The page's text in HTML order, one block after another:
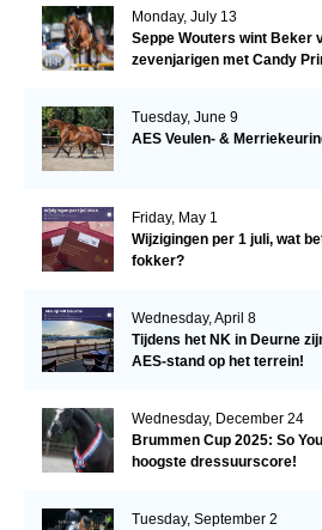
Monday, July 13
Seppe Wouters wint Beker
zevenjarigen met Candy
Tuesday, June 9
AES Veulen- &
Friday, May 1
Wijzigingen per 1 juli, wat
fokker?
Wednesday, April 8
Tijdens het NK in Deurne
AES-stand op het terrein!
Wednesday, December 24
Brummen Cup 2025: So
hoogste dressuurscore!
Tuesday, September 2